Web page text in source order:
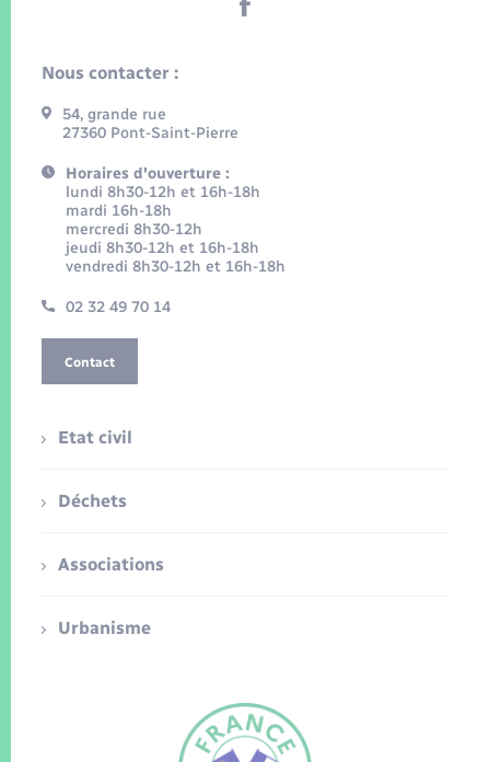
Nous contacter :
54, grande rue
27360 Pont-Saint-Pierre
Horaires d'ouverture :
lundi 8h30-12h et 16h-18h
mardi 16h-18h
mercredi 8h30-12h
jeudi 8h30-12h et 16h-18h
vendredi 8h30-12h et 16h-18h
02 32 49 70 14
Contact
Etat civil
Déchets
Associations
Urbanisme